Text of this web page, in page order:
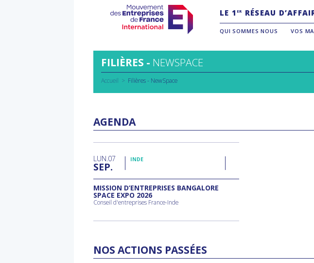
LE 1 ER RÉSEAU
QUI SOMMES NOUS VOS
FILIÈRES - NEWSPACE
Accueil Filières - NewSpace
AGENDA
LUN 07
SEP
INDE
MISSION D’ENTREPRISES BANGALORE
SPACE EXPO 2026
Conseil d'entreprises France-Inde
NOS ACTIONS PASSÉES